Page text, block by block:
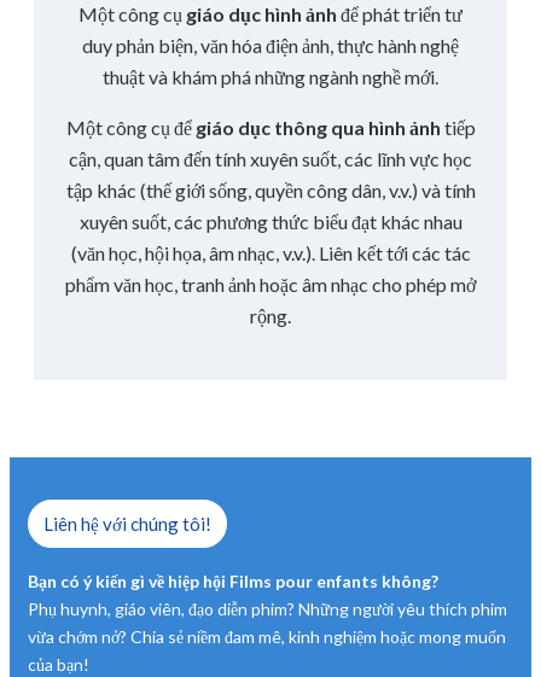
Một công cụ giáo dục hình ảnh để phát triển tư
duy phản biện, văn hóa điện ảnh, thực hành nghệ
thuật và khám phá những ngành nghề mới.
Một công cụ để giáo dục thông qua hình ảnh tiếp
cận, quan tâm đến tính xuyên suốt, các lĩnh vực học
tập khác (thế giới sống, quyền công dân, v.v.) và tính
xuyên suốt, các phương thức biểu đạt khác nhau
(văn học, hội họa, âm nhạc, v.v.). Liên kết tới các tác
phẩm văn học, tranh ảnh hoặc âm nhạc cho phép mở
rộng.
Liên hệ với chúng tôi!
Bạn có ý kiến gì về hiệp hội Films pour enfants không?
Phụ huynh, giáo viên, đạo diễn phim? Những người yêu thích phim
vừa chớm nở? Chia sẻ niềm đam mê, kinh nghiệm hoặc mong muốn
của bạn!